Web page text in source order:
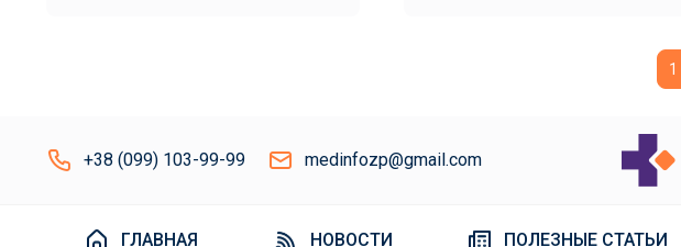
1
+38 (099) 103-99-99 medinfozp@gmail.com
ГЛАВНАЯ НОВОСТИ ПОЛЕЗНЫЕ СТАТЬИ